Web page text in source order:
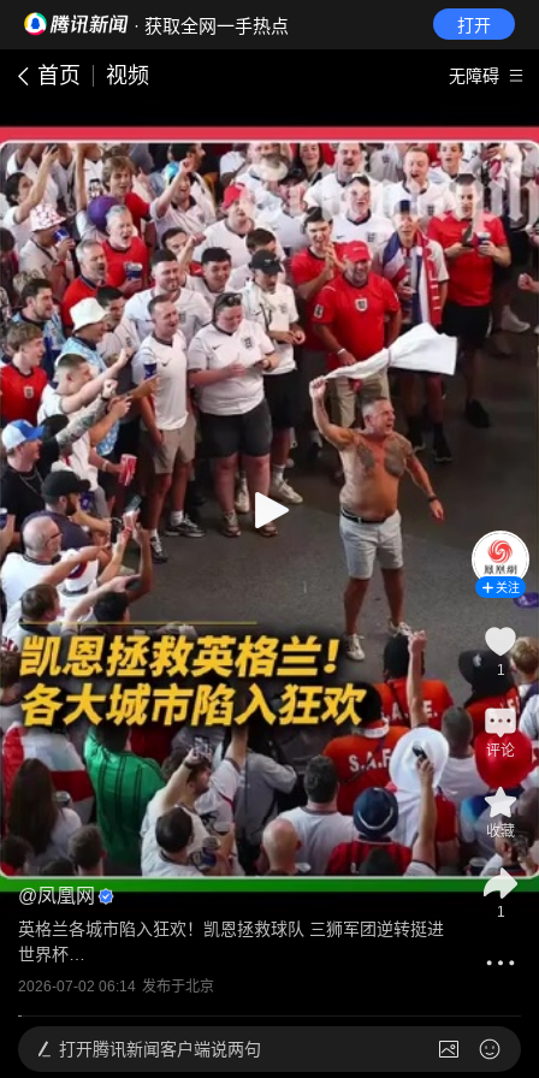
· 获取全网一手热点 打开
首页 视频 无障碍
@凤凰网
英格兰各城市陷入狂欢！凯恩拯救球队 三狮军团逆转挺进
世界杯…
2026-07-02 06:14 发布于北京
关注
1
评论
收藏
1
打开腾讯新闻客户端说两句